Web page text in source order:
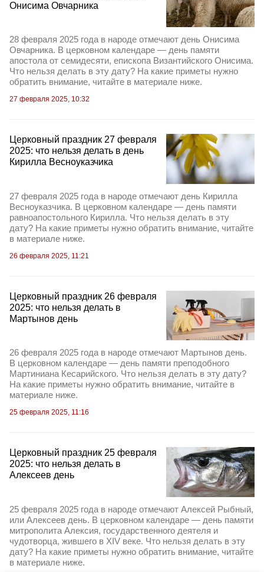
Онисима Овчарника
28 февраля 2025 года в народе отмечают день Онисима
Овчарника. В церковном календаре — день памяти
апостола от семидесяти, епископа Византийского Онисима.
Что нельзя делать в эту дату? На какие приметы нужно
обратить внимание, читайте в материале ниже.
27 февраля 2025, 10:32
Церковный праздник 27 февраля
2025: что нельзя делать в день
Кирилла Весноуказчика
27 февраля 2025 года в народе отмечают день Кирилла
Весноуказчика. В церковном календаре — день памяти
равноапостольного Кирилла. Что нельзя делать в эту
дату? На какие приметы нужно обратить внимание, читайте
в материале ниже.
26 февраля 2025, 11:21
Церковный праздник 26 февраля
2025: что нельзя делать в
Мартынов день
26 февраля 2025 года в народе отмечают Мартынов день.
В церковном календаре — день памяти преподобного
Мартиниана Кесарийского. Что нельзя делать в эту дату?
На какие приметы нужно обратить внимание, читайте в
материале ниже.
25 февраля 2025, 11:16
Церковный праздник 25 февраля
2025: что нельзя делать в
Алексеев день
25 февраля 2025 года в народе отмечают Алексей Рыбный,
или Алексеев день. В церковном календаре — день памяти
митрополита Алексия, государственного деятеля и
чудотворца, жившего в XIV веке. Что нельзя делать в эту
дату? На какие приметы нужно обратить внимание, читайте
в материале ниже.